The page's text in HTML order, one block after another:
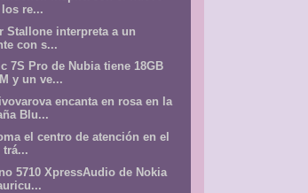
re...
Stallone interpreta a un
con s...
7S Pro de Nubia tiene 18GB
y un ve...
encanta en rosa en la
Blu...
el centro de atención en el
trá...
5710 XpressAudio de Nokia